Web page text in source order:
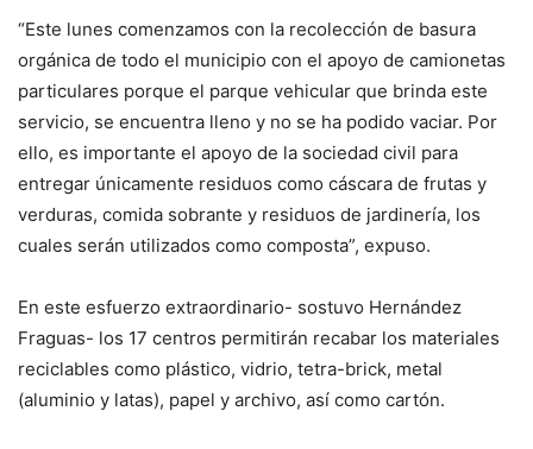
“Este lunes comenzamos con la recolección de basura
orgánica de todo el municipio con el apoyo de camionetas
particulares porque el parque vehicular que brinda este
servicio, se encuentra lleno y no se ha podido vaciar. Por
ello, es importante el apoyo de la sociedad civil para
entregar únicamente residuos como cáscara de frutas y
verduras, comida sobrante y residuos de jardinería, los
cuales serán utilizados como composta”, expuso.
En este esfuerzo extraordinario- sostuvo Hernández
Fraguas- los 17 centros permitirán recabar los materiales
reciclables como plástico, vidrio, tetra-brick, metal
(aluminio y latas), papel y archivo, así como cartón.